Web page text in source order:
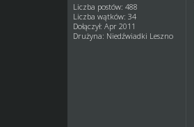
Liczba postów: 488
Liczba wątków: 34
Dołączył: Apr 2011
Drużyna: Niedźwiadki Leszno